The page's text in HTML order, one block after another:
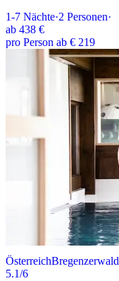
1-7 Nächte·2 Personen·
ab 438 €
pro Person ab € 219
ÖsterreichBregenzerwald
5.1/6